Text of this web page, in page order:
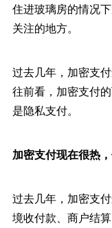
住进玻璃房的情况
关注的地方。
过去几年，加密支
往前看，加密支付
是隐私支付。
加密支付现在很热
过去几年，加密支
境收付款、商户结